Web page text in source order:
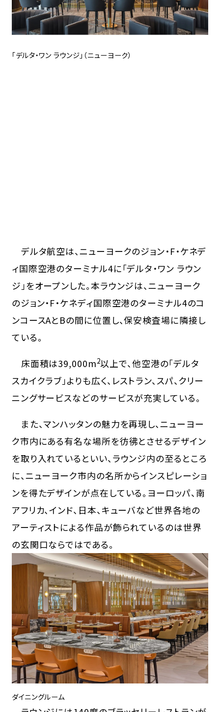
「デルタ・ワン ラウンジ」（ニューヨーク）
デルタ航空は、ニューヨークのジョン・F・ケネデ
ィ国際空港のターミナル4に「デルタ・ワン ラウン
ジ」をオープンした。本ラウンジは、ニューヨーク
のジョン・F・ケネディ国際空港のターミナル4のコ
ンコースAとBの間に位置し、保安検査場に隣接し
ている。
床面積は39,000m2以上で、他空港の「デルタ
スカイクラブ」よりも広く、レストラン、スパ、クリー
ニングサービスなどのサービスが充実している。
また、マンハッタンの魅力を再現し、ニューヨー
ク市内にある有名な場所を彷彿とさせるデザイン
を取り入れているといい、ラウンジ内の至るところ
に、ニューヨーク市内の名所からインスピレーショ
ンを得たデザインが点在している。ヨーロッパ、南
アフリカ、インド、日本、キューバなど世界各地の
アーティストによる作品が飾られているのは世界
の玄関口ならではである。
ダイニングルーム